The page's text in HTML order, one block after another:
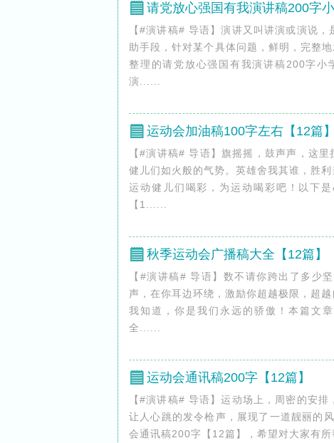
请党放心强国有我演讲稿200字小
【#演讲稿# 导语】演讲又叫讲演或演说
助手段，针对某个具体问题，鲜明，完整
整理的请党放心强国有我演讲稿200字
演......
运动会加油稿100字左右【12篇】
【#演讲稿# 导语】旗摇摇，鼓声声，这
健儿们如火般的气势。英雄舍我其谁，胜
运动健儿们喝彩，为运动喝彩吧！以下
【1......
秋季运动会广播稿大全【12篇】
【#演讲稿# 导语】数不请你跨出了多少
声，在你耳边环绕，激励你超越极限，超
我知道，你是我们永远的骄傲！本篇文
全......
运动会通讯稿200字【12篇】
【#演讲稿# 导语】运动场上，周密的安
让人心跳的发令枪声，展现了一道靓丽的
会通讯稿200字【12篇】，希望对大家